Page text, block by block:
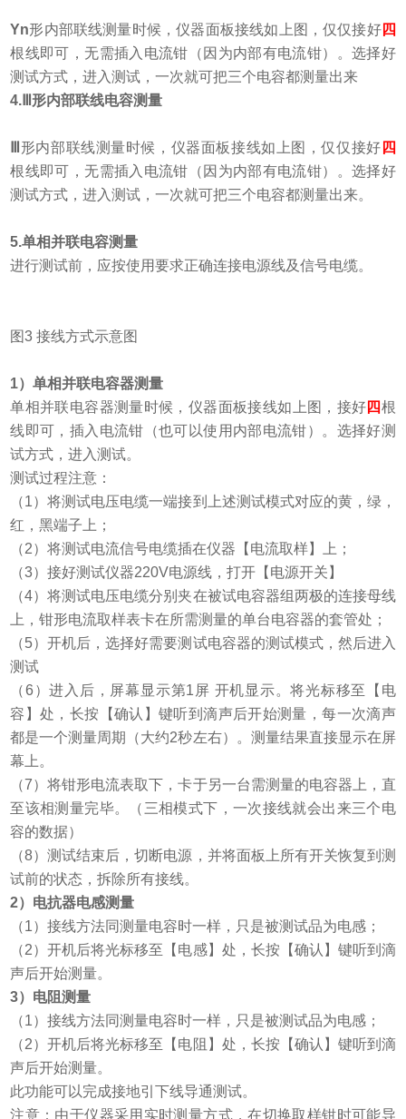
Yn形内部联线测量时候，仪器面板接线如上图，仅仅接好四
根线即可，无需插入电流钳（因为内部有电流钳）。选择好
测试方式，进入测试，一次就可把三个电容都测量出来
4. Ⅲ形内部联线电容测量
形内部联线测量时候， 仪器面板接线如上图，仅仅接好 四
根线即可，无需插入电流钳（因为内部有电流钳）。选择好
测试方式，进入测试，一次就可把三个电容都测量出来。
5.单相并联电容测量
进行测试前，应按使用要求正确连接电源线及信号电缆。
图3 接线方式示意图
1）单相并联电容器测量
单相并联电容器测量时候 ， 仪器面板接线如上图， 接好四根
线即可，插入电流钳（也可以使用内部电流钳）。选择好测
试方式，进入测试。
测试过程注意：
（1）将测试电压电缆一端接到上述测试模式对应的黄，绿，
红，黑端子 上；
（2）将测试电流信号电缆插在仪器 【 电流取样】
上；
（3）接好测试仪器220V电源线，打开 【 电源开关 】
（4）将测试电压电缆分别夹在被试电容器组两极的连接母线
上，钳形电流取样表卡在所需测量的单台电容器的套管处；
（5）开机后，选择好需要测试电容器的测试模式，然后进入
测试
（6 ）进入后，屏幕显示第1屏 开机显示。将光标移至【电
容】处，长按【确认】键听到滴声后开始测量，每一次滴声
都是一个测量周期（大约2秒左右）。测量结果直接显示在屏
幕上。
（7）将钳形电流表取下，卡于另一台需测量的电容器上，直
至该相测量完毕。（三相模式下，一次接线就会出来三个电
容的数据）
（8）测试结束后，切断电源，并将面板上所有开关恢复到测
试前的状态，拆除所有接线。
2）电抗器电感测量
（1）接线方法同测量电容时一样，只是被测试品为电感；
（2）开机后将光标移至【电感】处，长按【确认】键听到滴
声后开始测量。
3）电阻测量
（1）接线方法同测量电容时一样，只是被测试品为电感；
（2）开机后将光标移至【电阻】处，长按【确认】键听到滴
声后开始测量。
此功能可以完成接地引下线导通测试。
注意：由于仪器采用实时测量方式，在切换取样钳时可能导